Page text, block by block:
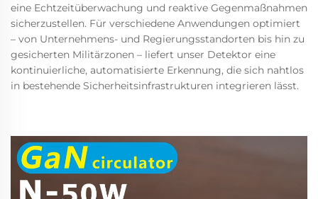
eine Echtzeitüberwachung und reaktive Gegenmaßnahmen
sicherzustellen. Für verschiedene Anwendungen optimiert
– von Unternehmens- und Regierungsstandorten bis hin zu
gesicherten Militärzonen – liefert unser Detektor eine
kontinuierliche, automatisierte Erkennung, die sich nahtlos
in bestehende Sicherheitsinfrastrukturen integrieren lässt.